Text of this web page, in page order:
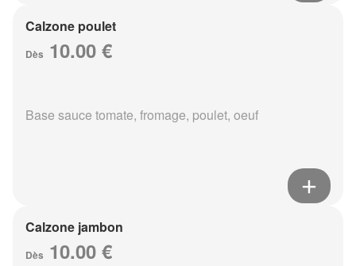
Calzone poulet
Dès 10.00 €
Base sauce tomate, fromage, poulet, oeuf
Calzone jambon
Dès 10.00 €